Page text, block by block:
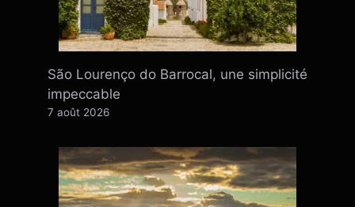
São Lourenço do Barrocal, une simplicité
impeccable
7 août 2026